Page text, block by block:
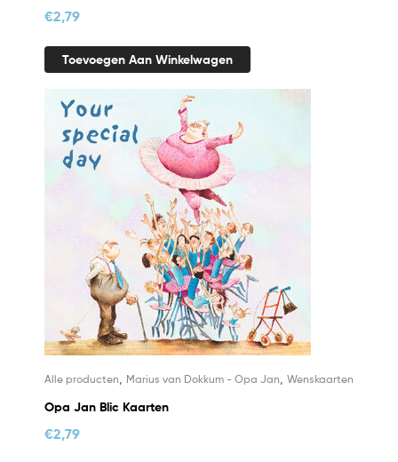
€2,79
Toevoegen Aan Winkelwagen
Alle producten Marius van Dokkum - Opa Jan Wenskaarten
Opa Jan Blic Kaarten
€2,79